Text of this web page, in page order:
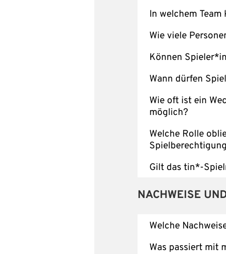
In welchem
Wie viele
Können
Wann dürfen
Wie oft ist ein
möglich?
Welche Rolle
Gilt das tin*-
NACHWEISE
Welche
Was passiert mit